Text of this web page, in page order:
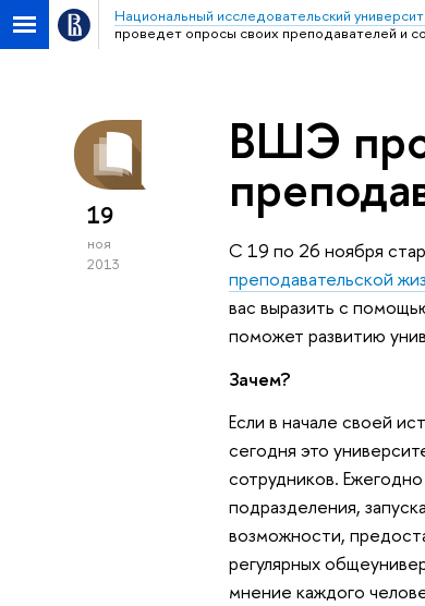
Национальный исследовательский
проведет опросы своих преподавателей и
19
ноя
2013
ВШЭ
С 19 по 26 ноября
преподавательской
вас выразить с
поможет развитию
Зачем?
Если в начале своей
сегодня это
сотрудников.
подразделения,
возможности,
регулярных
мнение каждого